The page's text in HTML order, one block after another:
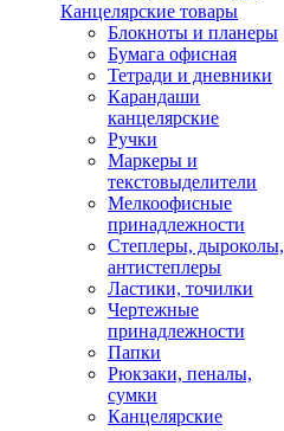
Канцелярские товары
Блокноты и планеры
Бумага офисная
Тетради и дневники
Карандаши
канцелярские
Ручки
Маркеры и
текстовыделители
Мелкоофисные
принадлежности
Степлеры, дыроколы,
антистеплеры
Ластики, точилки
Чертежные
принадлежности
Папки
Рюкзаки, пеналы,
сумки
Канцелярские